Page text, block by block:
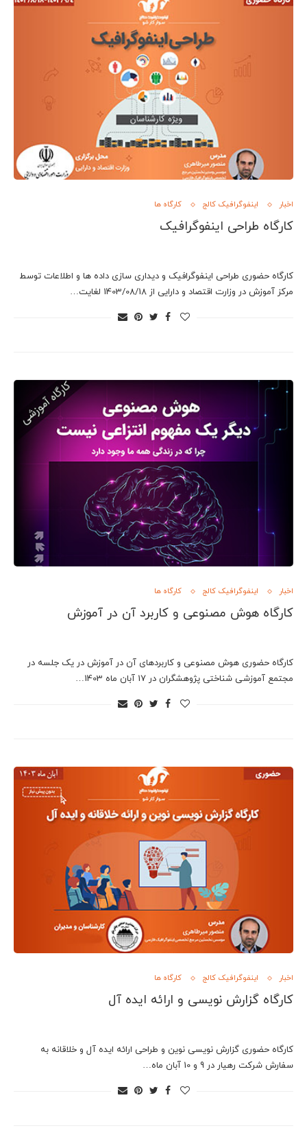
اخبار اینفوگرافیک کالج کارگاه ها
کارگاه طراحی اینفوگرافیک
کارگاه حضوری طراحی اینفوگرافیک و دیداری سازی داده ها و اطلاعات توسط
مرکز آموزش در وزارت اقتصاد و دارایی از 1403/08/18 لغایت…
اخبار اینفوگرافیک کالج کارگاه ها
کارگاه هوش مصنوعی و کاربرد آن در آموزش
کارگاه حضوری هوش مصنوعی و کاربردهای آن در آموزش در یک جلسه در
مجتمع آموزشی شناختی پژوهشگران در 17 آبان ماه 1403…
اخبار اینفوگرافیک کالج کارگاه ها
کارگاه گزارش نویسی و ارائه ایده آل
کارگاه حضوری گزارش نویسی نوین و طراحی ارائه ایده آل و خلاقانه به
سفارش شرکت رهیار در 9 و 10 آبان ماه…